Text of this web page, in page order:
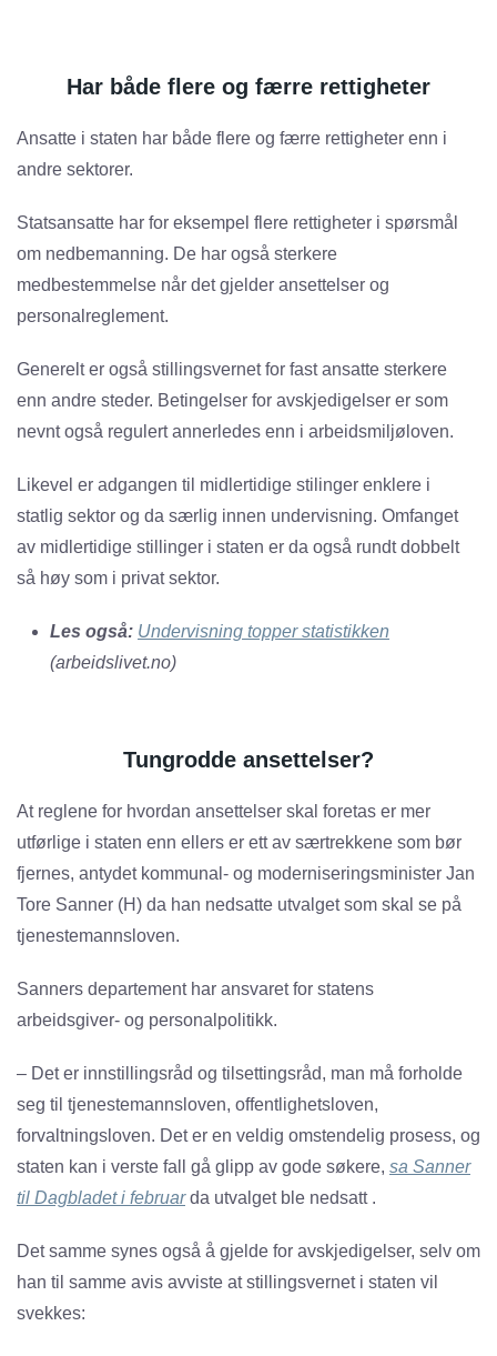
Har både flere og færre rettigheter
Ansatte i staten har både flere og færre rettigheter enn i
andre sektorer.
Statsansatte har for eksempel flere rettigheter i spørsmål
om nedbemanning. De har også sterkere
medbestemmelse når det gjelder ansettelser og
personalreglement.
Generelt er også stillingsvernet for fast ansatte sterkere
enn andre steder. Betingelser for avskjedigelser er som
nevnt også regulert annerledes enn i arbeidsmiljøloven.
Likevel er adgangen til midlertidige stilinger enklere i
statlig sektor og da særlig innen undervisning. Omfanget
av midlertidige stillinger i staten er da også rundt dobbelt
så høy som i privat sektor.
Les også: Undervisning topper statistikken
(arbeidslivet.no)
Tungrodde ansettelser?
At reglene for hvordan ansettelser skal foretas er mer
utførlige i staten enn ellers er ett av særtrekkene som bør
fjernes, antydet kommunal- og moderniseringsminister Jan
Tore Sanner (H) da han nedsatte utvalget som skal se på
tjenestemannsloven.
Sanners departement har ansvaret for statens
arbeidsgiver- og personalpolitikk.
– Det er innstillingsråd og tilsettingsråd, man må forholde
seg til tjenestemannsloven, offentlighetsloven,
forvaltningsloven. Det er en veldig omstendelig prosess, og
staten kan i verste fall gå glipp av gode søkere, sa Sanner
til Dagbladet i februar da utvalget ble nedsatt .
Det samme synes også å gjelde for avskjedigelser, selv om
han til samme avis avviste at stillingsvernet i staten vil
svekkes: